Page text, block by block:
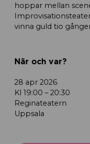
hoppar mellan
vinna guld tio
När och var?
28 apr 2026
Kl 19:00 – 20:30
Reginateatern
Uppsala